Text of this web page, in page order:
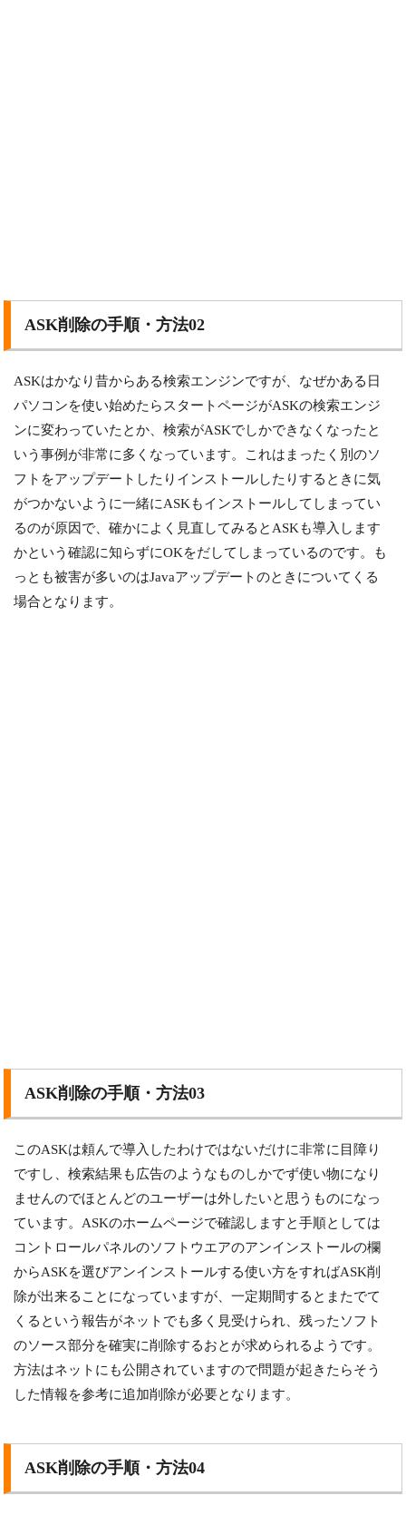
ASK削除の手順・方法02
ASKはかなり昔からある検索エンジンですが、なぜかある日
パソコンを使い始めたらスタートページがASKの検索エンジ
ンに変わっていたとか、検索がASKでしかできなくなったと
いう事例が非常に多くなっています。これはまったく別のソ
フトをアップデートしたりインストールしたりするときに気
がつかないように一緒にASKもインストールしてしまってい
るのが原因で、確かによく見直してみるとASKも導入します
かという確認に知らずにOKをだしてしまっているのです。も
っとも被害が多いのはJavaアップデートのときについてくる
場合となります。
ASK削除の手順・方法03
このASKは頼んで導入したわけではないだけに非常に目障り
ですし、検索結果も広告のようなものしかでず使い物になり
ませんのでほとんどのユーザーは外したいと思うものになっ
ています。ASKのホームページで確認しますと手順としては
コントロールパネルのソフトウエアのアンインストールの欄
からASKを選びアンインストールする使い方をすればASK削
除が出来ることになっていますが、一定期間するとまたでて
くるという報告がネットでも多く見受けられ、残ったソフト
のソース部分を確実に削除するおとが求められるようです。
方法はネットにも公開されていますので問題が起きたらそう
した情報を参考に追加削除が必要となります。
ASK削除の手順・方法04